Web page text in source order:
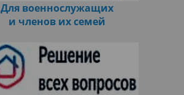
Для военнослужащих
и членов их семей